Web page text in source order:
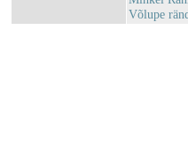
Võlupe